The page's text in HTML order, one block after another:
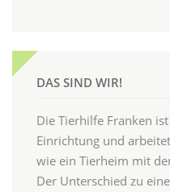
DAS SIND WIR!
Die Tierhilfe Franken
Einrichtung und
wie ein Tierheim mit
Der Unterschied zu